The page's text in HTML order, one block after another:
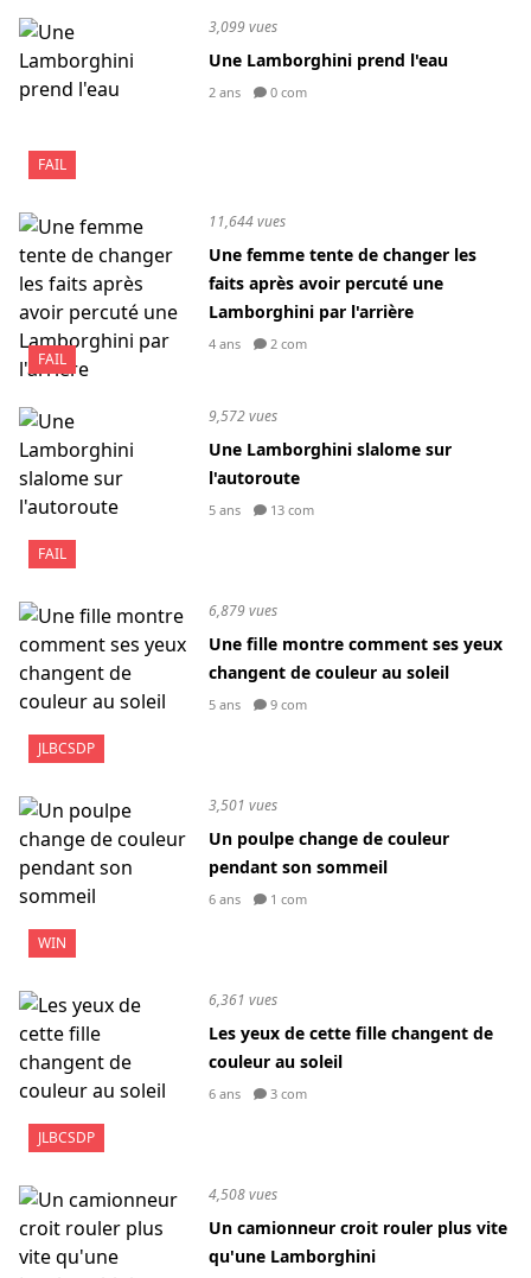
FAIL
3,099 vues
Une Lamborghini prend l'eau
2 ans 0 com
FAIL
11,644 vues
Une femme tente de changer les
faits après avoir percuté une
Lamborghini par l'arrière
4 ans 2 com
FAIL
9,572 vues
Une Lamborghini slalome sur
l'autoroute
5 ans 13 com
JLBCSDP
6,879 vues
Une fille montre comment ses yeux
changent de couleur au soleil
5 ans 9 com
WIN
3,501 vues
Un poulpe change de couleur
pendant son sommeil
6 ans 1 com
JLBCSDP
6,361 vues
Les yeux de cette fille changent de
couleur au soleil
6 ans 3 com
4,508 vues
Un camionneur croit rouler plus vite
qu'une Lamborghini